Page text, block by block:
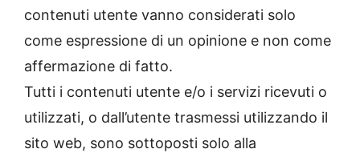
contenuti utente vanno considerati solo
come espressione di un opinione e non come
affermazione di fatto.
Tutti i contenuti utente e/o i servizi ricevuti o
utilizzati, o dall’utente trasmessi utilizzando il
sito web, sono sottoposti solo alla